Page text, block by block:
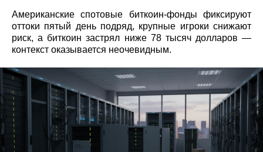
Американские спотовые биткоин‑фонды фиксируют
оттоки пятый день подряд, крупные игроки снижают
риск, а биткоин застрял ниже 78 тысяч долларов —
контекст оказывается неочевидным.